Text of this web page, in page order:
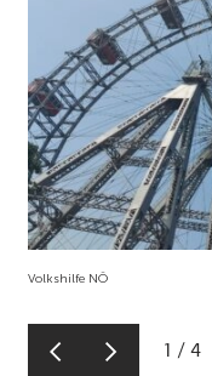
Volkshilfe NÖ
1 / 4